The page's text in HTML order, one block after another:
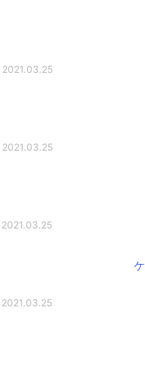
2021.03.25 12:04
2021.03.25 12:00
2021.03.25 11:55
2021.03.25 11:55